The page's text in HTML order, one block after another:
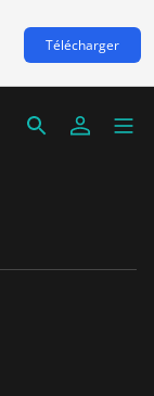
Télécharger